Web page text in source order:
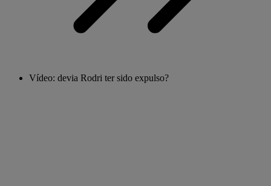
Vídeo: devia Rodri ter sido expulso?